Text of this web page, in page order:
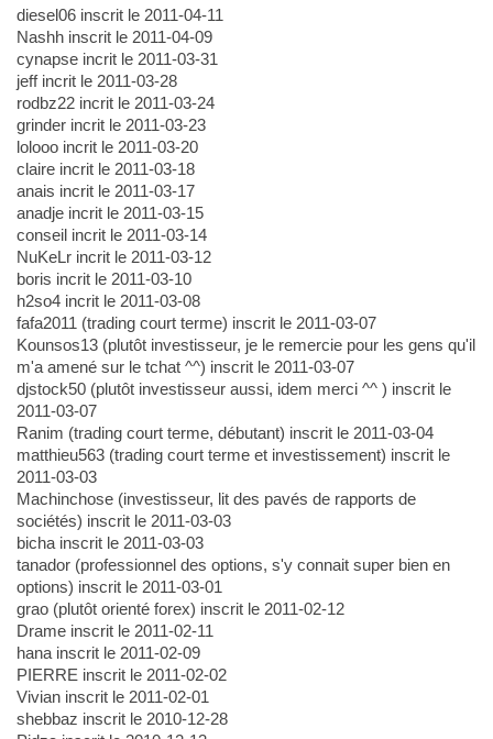
diesel06 inscrit le 2011-04-11
Nashh inscrit le 2011-04-09
cynapse incrit le 2011-03-31
jeff incrit le 2011-03-28
rodbz22 incrit le 2011-03-24
grinder incrit le 2011-03-23
lolooo incrit le 2011-03-20
claire incrit le 2011-03-18
anais incrit le 2011-03-17
anadje incrit le 2011-03-15
conseil incrit le 2011-03-14
NuKeLr incrit le 2011-03-12
boris incrit le 2011-03-10
h2so4 incrit le 2011-03-08
fafa2011 (trading court terme) inscrit le 2011-03-07
Kounsos13 (plutôt investisseur, je le remercie pour les gens qu'il
m'a amené sur le tchat ^^) inscrit le 2011-03-07
djstock50 (plutôt investisseur aussi, idem merci ^^ ) inscrit le
2011-03-07
Ranim (trading court terme, débutant) inscrit le 2011-03-04
matthieu563 (trading court terme et investissement) inscrit le
2011-03-03
Machinchose (investisseur, lit des pavés de rapports de
sociétés) inscrit le 2011-03-03
bicha inscrit le 2011-03-03
tanador (professionnel des options, s'y connait super bien en
options) inscrit le 2011-03-01
grao (plutôt orienté forex) inscrit le 2011-02-12
Drame inscrit le 2011-02-11
hana inscrit le 2011-02-09
PIERRE inscrit le 2011-02-02
Vivian inscrit le 2011-02-01
shebbaz inscrit le 2010-12-28